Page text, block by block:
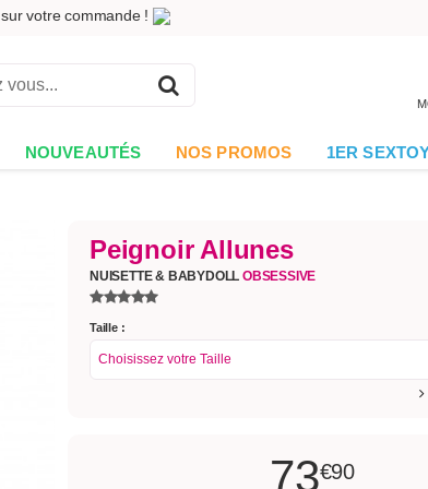
sur votre commande !
NOUVEAUTÉS NOS PROMOS 1ER
Peignoir Allunes
NUISETTE & BABYDOLLOBSESSIVE
Taille :
73€90